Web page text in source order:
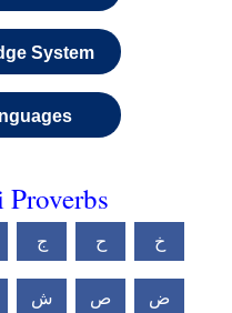
System
ج ح خ
ش ص ض